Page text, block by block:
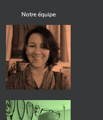
Notre équipe